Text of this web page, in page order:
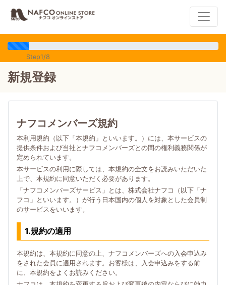
Step1/8
新規登録
ナフコメンバーズ規約
本利用規約（以下「本規約」といいます。）には、本サービスの
提供条件および当社とナフコメンバーズとの間の権利義務関係が
定められています。
本サービスの利用に際しては、本規約の全文をお読みいただいた
上で、本規約に同意いただく必要があります。
「ナフコメンバーズサービス」とは、株式会社ナフコ（以下「ナ
フコ」といいます。）が行う日本国内の個人を対象とした会員制
のサービスをいいます。
1.規約の適用
本規約は、本規約に同意の上、ナフコメンバーズへの入会申込み
をされた会員に適用されます。お客様は、入会申込みをする前
に、本規約をよくお読みください。